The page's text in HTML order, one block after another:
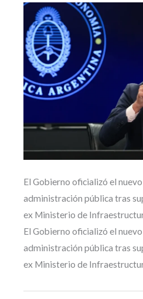
El Gobierno oficializó el
administración pública tras
ex Ministerio de
El Gobierno oficializó el
administración pública tras
ex Ministerio de